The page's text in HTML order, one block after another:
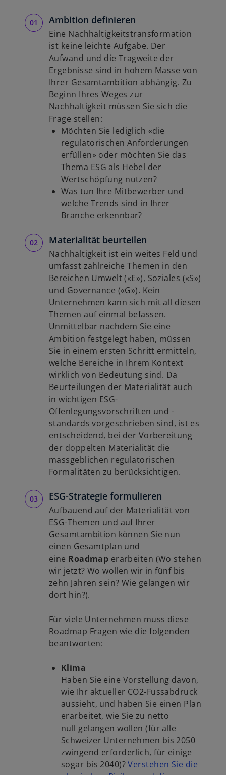
Ambition definieren
Eine Nachhaltigkeitstransformation
ist keine leichte Aufgabe. Der
Aufwand und die Tragweite der
Ergebnisse sind in hohem Masse von
Ihrer Gesamtambition abhängig. Zu
Beginn Ihres Weges zur
Nachhaltigkeit müssen Sie sich die
Frage stellen:
Möchten Sie lediglich «die
regulatorischen Anforderungen
erfüllen» oder möchten Sie das
Thema ESG als Hebel der
Wertschöpfung nutzen?
Was tun Ihre Mitbewerber und
welche Trends sind in Ihrer
Branche erkennbar?
Materialität beurteilen
Nachhaltigkeit ist ein weites Feld und
umfasst zahlreiche Themen in den
Bereichen Umwelt («E»), Soziales («S»)
und Governance («G»). Kein
Unternehmen kann sich mit all diesen
Themen auf einmal befassen.
Unmittelbar nachdem Sie eine
Ambition festgelegt haben, müssen
Sie in einem ersten Schritt ermitteln,
welche Bereiche in Ihrem Kontext
wirklich von Bedeutung sind. Da
Beurteilungen der Materialität auch
in wichtigen ESG-
Offenlegungsvorschriften und -
standards vorgeschrieben sind, ist es
entscheidend, bei der Vorbereitung
der doppelten Materialität die
massgeblichen regulatorischen
Formalitäten zu berücksichtigen.
ESG-Strategie formulieren
Aufbauend auf der Materialität von
ESG-Themen und auf Ihrer
Gesamtambition können Sie nun
einen Gesamtplan und
eine Roadmap erarbeiten (Wo stehen
wir jetzt? Wo wollen wir in fünf bis
zehn Jahren sein? Wie gelangen wir
dort hin?).
Für viele Unternehmen muss diese
Roadmap Fragen wie die folgenden
beantworten:
Klima
Haben Sie eine Vorstellung davon,
wie Ihr aktueller CO2-Fussabdruck
aussieht, und haben Sie einen Plan
erarbeitet, wie Sie zu netto
null gelangen wollen (für alle
Schweizer Unternehmen bis 2050
zwingend erforderlich, für einige
sogar bis 2040)?Verstehen Sie die